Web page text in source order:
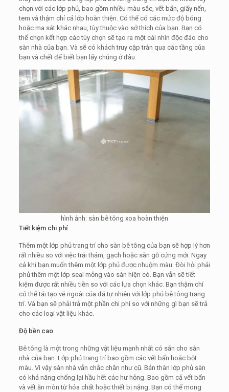
chọn với các lớp phủ, bao gồm nhiều màu sắc, vết bẩn, giấy nến,
tem và thậm chí cả lớp hoàn thiện. Có thể có các mức độ bóng
hoặc ma sát khác nhau, tùy thuộc vào sở thích của bạn. Bạn có
thể chọn kết hợp các tùy chọn sẽ tạo ra một cái nhìn độc đáo cho
sàn nhà của bạn. Và sẽ có khách truy cập tràn qua các tầng của
bạn và chết để biết bạn lấy chúng ở đâu.
hình ảnh: sàn bê tông xoa hoàn thiện
Tiết kiệm chi phí
Thêm một lớp phủ trang trí cho sàn bê tông của bạn sẽ hợp lý hơn
rất nhiều so với việc trải thảm, gạch hoặc sàn gỗ cứng mới. Ngay
cả khi bạn muốn thêm một lớp phủ được nhuộm màu. Đòi hỏi phải
phủ thêm một lớp seal mỏng vào sàn hiện có. Bạn vẫn sẽ tiết
kiệm được rất nhiều tiền so với các lựa chọn khác. Bạn thậm chí
có thể tái tạo vẻ ngoài của đá tự nhiên với lớp phủ bê tông trang
trí. Và bạn sẽ phải trả một phần chi phí so với những gì bạn sẽ trả
cho các loại vật liệu khác.
Độ bền cao
Bê tông là một trong những vật liệu mạnh nhất có sẵn cho sàn
nhà của bạn. Lớp phủ trang trí bao gồm các vết bẩn hoặc bột
màu. Vì vậy sàn nhà vẫn chắc chắn như cũ. Bản thân lớp phủ sàn
có khả năng chống lại hầu hết các hư hỏng. Bao gồm cả vết bẩn
và vết ăn mòn từ hóa chất hoặc thiết bị nặng. Bạn có thể mong